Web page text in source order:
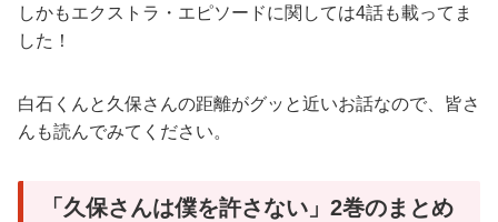
しかもエクストラ・エピソードに関しては4話も載ってま
した！
白石くんと久保さんの距離がグッと近いお話なので、皆さ
んも読んでみてください。
「久保さんは僕を許さない」2巻のまとめ